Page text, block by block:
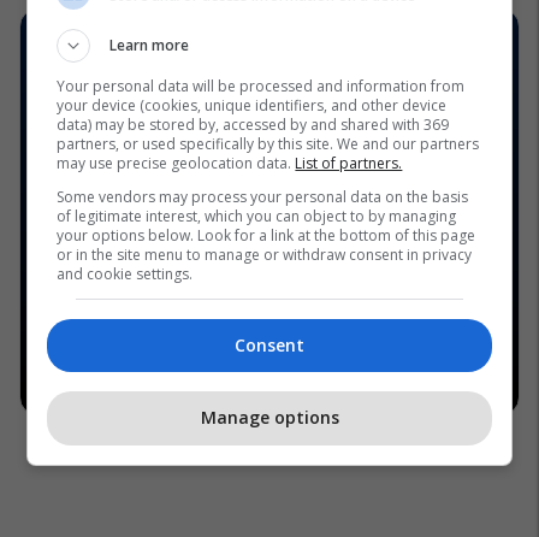
Learn more
Your personal data will be processed and information from
your device (cookies, unique identifiers, and other device
data) may be stored by, accessed by and shared with 369
partners, or used specifically by this site. We and our partners
may use precise geolocation data. List of partners.
Some vendors may process your personal data on the basis
of legitimate interest, which you can object to by managing
your options below. Look for a link at the bottom of this page
or in the site menu to manage or withdraw consent in privacy
and cookie settings.
Consent
Manage options